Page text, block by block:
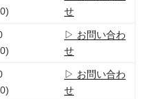
せ
▷ お問い合わ
せ
▷ お問い合わ
せ